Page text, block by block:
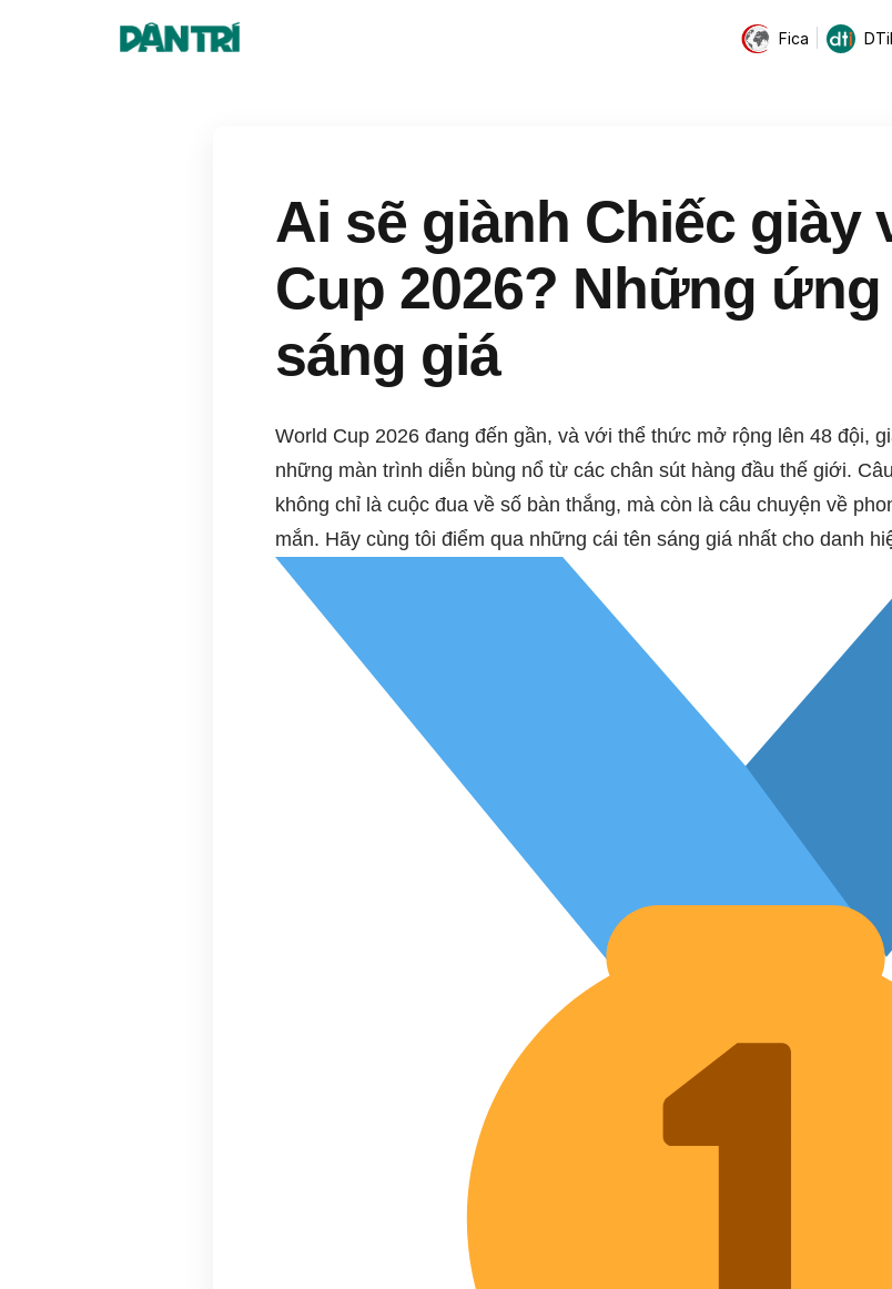
Fica
Ai sẽ giành Chiếc giày
Cup 2026? Những
sáng giá
World Cup 2026 đang đến gần, và với thể thức mở rộng lên 48 đội,
những màn trình diễn bùng nổ từ các chân sút hàng đầu thế giới.
không chỉ là cuộc đua về số bàn thắng, mà còn là câu chuyện về
mắn. Hãy cùng tôi điểm qua những cái tên sáng giá nhất cho danh